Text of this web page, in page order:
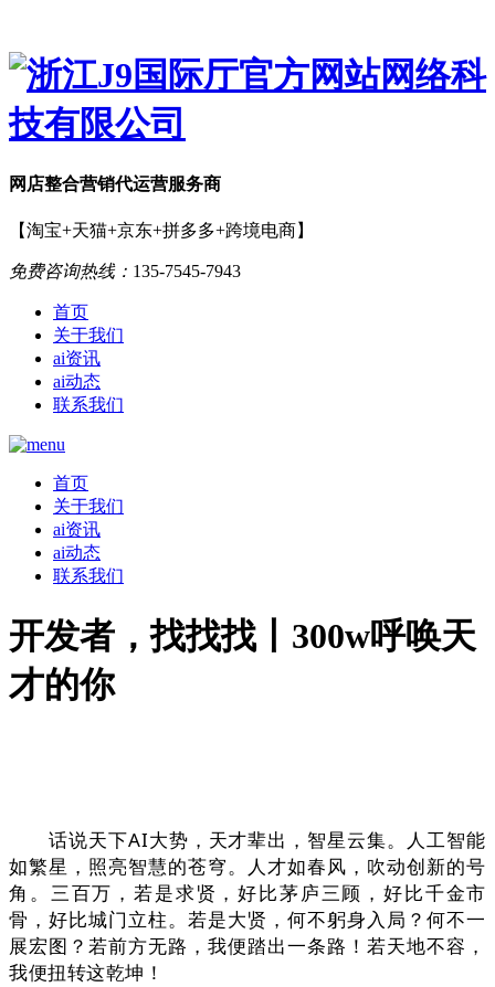
网店整合营销代运营服务商
【淘宝+天猫+京东+拼多多+跨境电商】
免费咨询热线： 135-7545-7943
首页
关于我们
ai资讯
ai动态
联系我们
首页
关于我们
ai资讯
ai动态
联系我们
开发者，找找找丨300w呼唤天
才的你
话说天下AI大势，天才辈出，智星云集。人工智能
如繁星，照亮智慧的苍穹。人才如春风，吹动创新的号
角。三百万，若是求贤，好比茅庐三顾，好比千金市
骨，好比城门立柱。若是大贤，何不躬身入局？何不一
展宏图？若前方无路，我便踏出一条路！若天地不容，
我便扭转这乾坤！